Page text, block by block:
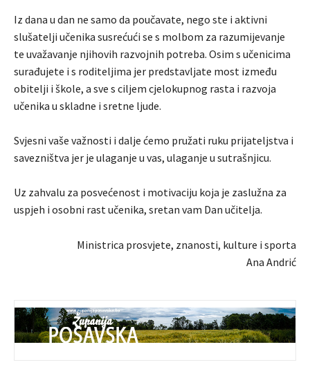
Iz dana u dan ne samo da poučavate, nego ste i aktivni
slušatelji učenika susrećući se s molbom za razumijevanje
te uvažavanje njihovih razvojnih potreba. Osim s učenicima
surađujete i s roditeljima jer predstavljate most između
obitelji i škole, a sve s ciljem cjelokupnog rasta i razvoja
učenika u skladne i sretne ljude.
Svjesni vaše važnosti i dalje ćemo pružati ruku prijateljstva i
savezništva jer je ulaganje u vas, ulaganje u sutrašnjicu.
Uz zahvalu za posvećenost i motivaciju koja je zaslužna za
uspjeh i osobni rast učenika, sretan vam Dan učitelja.
Ministrica prosvjete, znanosti, kulture i sporta
Ana Andrić